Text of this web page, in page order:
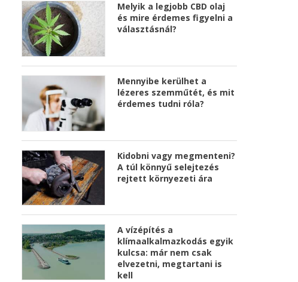
Melyik a legjobb CBD olaj
és mire érdemes figyelni a
választásnál?
Mennyibe kerülhet a
lézeres szemműtét, és mit
érdemes tudni róla?
Kidobni vagy megmenteni?
A túl könnyű selejtezés
rejtett környezeti ára
A vízépítés a
klímaalkalmazkodás egyik
kulcsa: már nem csak
elvezetni, megtartani is
kell